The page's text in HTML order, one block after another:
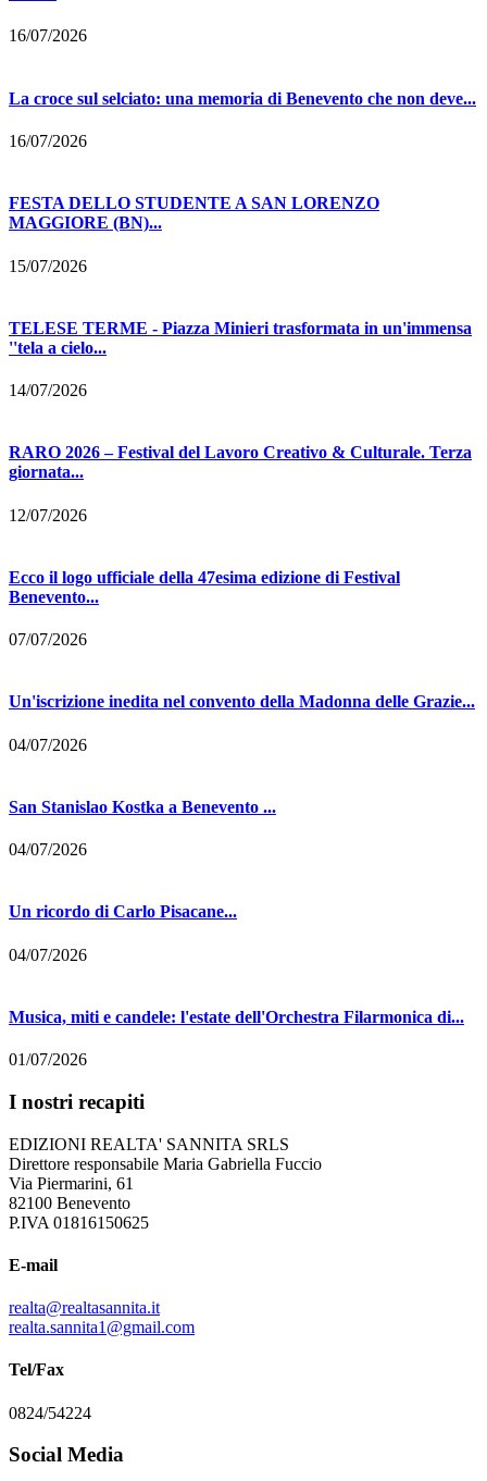
16/07/2026
La croce sul selciato: una memoria di Benevento che non deve...
16/07/2026
FESTA DELLO STUDENTE A SAN LORENZO
MAGGIORE (BN)...
15/07/2026
TELESE TERME - Piazza Minieri trasformata in un'immensa
''tela a cielo...
14/07/2026
RARO 2026 – Festival del Lavoro Creativo & Culturale. Terza
giornata...
12/07/2026
Ecco il logo ufficiale della 47esima edizione di Festival
Benevento...
07/07/2026
Un'iscrizione inedita nel convento della Madonna delle Grazie...
04/07/2026
San Stanislao Kostka a Benevento ...
04/07/2026
Un ricordo di Carlo Pisacane...
04/07/2026
Musica, miti e candele: l'estate dell'Orchestra Filarmonica di...
01/07/2026
I nostri recapiti
EDIZIONI REALTA' SANNITA SRLS
Direttore responsabile Maria Gabriella Fuccio
Via Piermarini, 61
82100 Benevento
P.IVA 01816150625
E-mail
realta@realtasannita.it
realta.sannita1@gmail.com
Tel/Fax
0824/54224
Social Media